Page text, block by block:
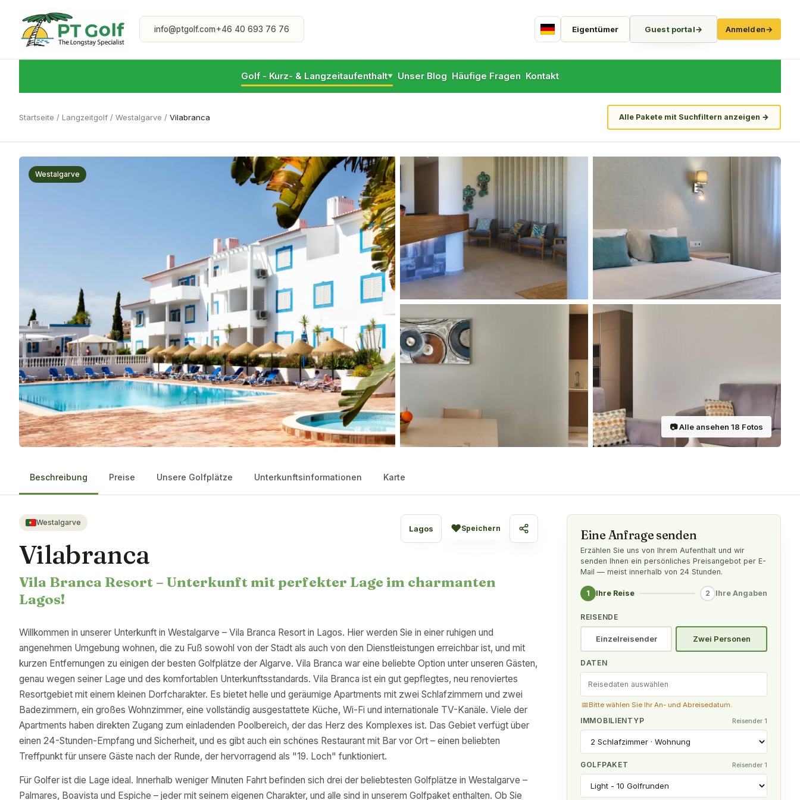
info@ptgolf.com+46 40 693 76 76 GermanEigentümer Guest portal→ Anmelden→
Golf - Kurz- & Langzeitaufenthalt▼ Unser Blog Häufige Fragen Kontakt
Startseite / Langzeitgolf / Westalgarve / Vilabranca Alle Pakete mit Suchfiltern anzeigen →
Westalgarve
📷Alle ansehen 18 Fotos
Beschreibung Preise Unsere Golfplätze Unterkunftsinformationen Karte
Lagos ♥Speichern Teilen
Westalgarve
Vilabranca
Vila Branca Resort – Unterkunft mit perfekter Lage im charmanten
Lagos!
Willkommen in unserer Unterkunft in Westalgarve – Vila Branca Resort in Lagos. Hier werden Sie in einer ruhigen und
angenehmen Umgebung wohnen, die zu Fuß sowohl von der Stadt als auch von den Dienstleistungen erreichbar ist, und mit
kurzen Entfernungen zu einigen der besten Golfplätze der Algarve. Vila Branca war eine beliebte Option unter unseren Gästen,
genau wegen seiner Lage und des komfortablen Unterkunftsstandards. Vila Branca ist ein gut gepflegtes, neu renoviertes
Resortgebiet mit einem kleinen Dorfcharakter. Es bietet helle und geräumige Apartments mit zwei Schlafzimmern und zwei
Badezimmern, ein großes Wohnzimmer, eine vollständig ausgestattete Küche, Wi-Fi und internationale TV-Kanäle. Viele der
Apartments haben direkten Zugang zum einladenden Poolbereich, der das Herz des Komplexes ist. Das Gebiet verfügt über
einen 24-Stunden-Empfang und Sicherheit, und es gibt auch ein schönes Restaurant mit Bar vor Ort – einen beliebten
Treffpunkt für unsere Gäste nach der Runde, der hervorragend als "19. Loch" funktioniert.
Für Golfer ist die Lage ideal. Innerhalb weniger Minuten Fahrt befinden sich drei der beliebtesten Golfplätze in Westalgarve –
Palmares, Boavista und Espiche – jeder mit seinem eigenen Charakter, und alle sind in unserem Golfpaket enthalten. Ob Sie
Eine Anfrage senden
Erzählen Sie uns von Ihrem Aufenthalt und wir
senden Ihnen ein persönliches Preisangebot per E-
Mail — meist innerhalb von 24 Stunden.
1 Ihre Reise 2 Ihre Angaben
REISENDE
Einzelreisender Zwei Personen
DATEN
📅 Bitte wählen Sie Ihr An- und Abreisedatum.
IMMOBILIENTYP Reisender 1
GOLFPAKET Reisender 1